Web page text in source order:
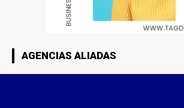
AGENCIAS ALIADAS